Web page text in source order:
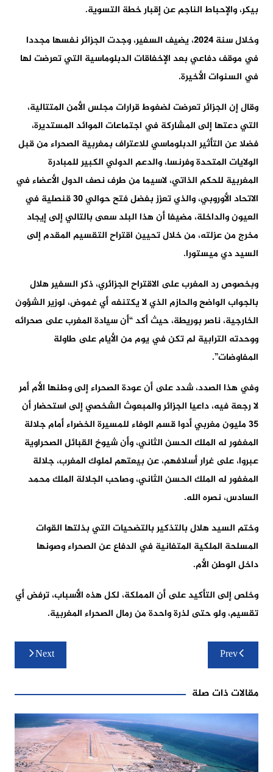
بيكر، والإحباط الناجم عن إقبار خطة التسوية.
وخلال سنة 2024، يضيف السفير، وجدت الجزائر نفسها مجددا
في موقف دفاعي بعد الإخفاقات الدبلوماسية التي تعرضت لها
في السنوات الأخيرة.
وقال إن الجزائر تعرضت لضغوط قرارات مجلس الأمن المتتالية،
التي دعتها إلى المشاركة في اجتماعات الموائد المستديرة،
فضلا عن التأثير الدبلوماسي للاعتراف بمغربية الصحراء من قبل
الولايات المتحدة وفرنسا، والدعم الدولي الكبير للمبادرة
المغربية للحكم الذاتي، لاسيما من طرف نصف الدول الأعضاء في
الاتحاد الأوروبي، والذي تعزز بفضل فتح حوالي 30 قنصلية في
العيون والداخلة، مضيفا أن هذا البلد سعى بالتالي إلى إيجاد
مخرج من عزلته، من خلال تحيين اقتراح التقسيم المقدم إلى
السيد دي ميستورا.
وبخصوص رد المغرب على الاقتراح الجزائري، ذكر السفير هلال
بالجواب الواضح والحازم الذي لا يكتنفه أي غموض، لوزير الشؤون
الخارجية، ناصر بوريطة، حيث أكد “أن سيادة المغرب على صحرائه
ووحدته الترابية لم تكن في يوم من الأيام على طاولة
المفاوضات”.
وفي هذا الصدد، شدد على أن عودة الصحراء إلى وطنها الأم أمر
لا رجعة فيه، داعيا الجزائر والمبعوث الشخصي إلى استحضار أن
35 مليون مغربي أدوا قسم الوفاء للمسيرة الخضراء أمام جلالة
المغفور له الملك الحسن الثاني، وأن شيوخ القبائل الصحراوية
عبروا، على غرار أسلافهم، عن بيعتهم لملوك المغرب، جلالة
المغفور له الملك الحسن الثاني، وصاحب الجلالة الملك محمد
السادس، نصره الله.
وختم السيد هلال بالتذكير بالتضحيات التي بذلتها القوات
المسلحة الملكية المتفانية في الدفاع عن الصحراء وصونها
داخل الوطن الأم.
وخلص إلى التأكيد على أن المملكة، لكل هذه الأسباب، ترفض أي
تقسيم، ولو حتى لذرة واحدة من رمال الصحراء المغربية.
تصفّح
المقالات
Prev
Next
مقالات ذات صلة